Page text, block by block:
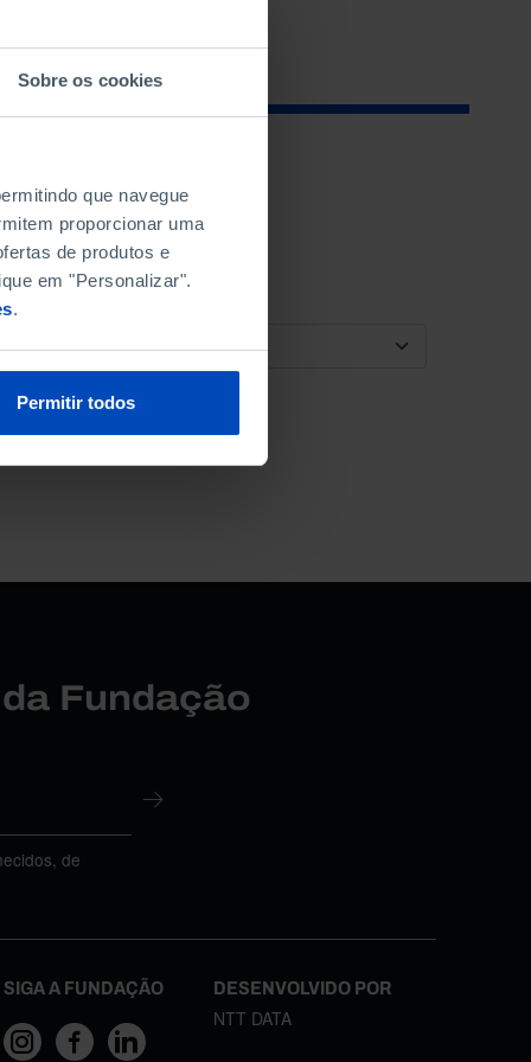
Sobre os cookies
que navegue
proporcionar uma
de produtos e
em "Personalizar".
.
Permitir todos
ORDENAR POR
Fundação
de
SIGA A FUNDAÇÃO DESENVOLVIDO POR
NTT DATA